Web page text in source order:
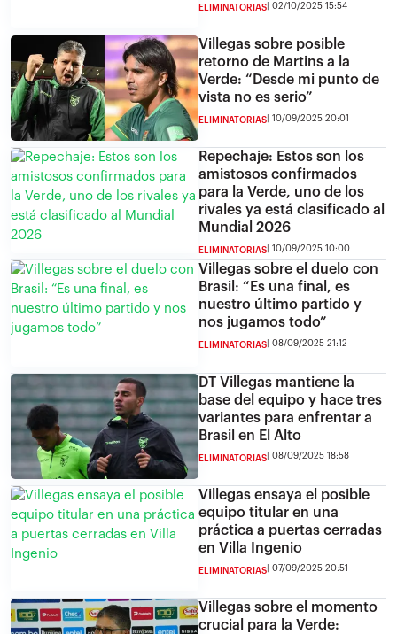
ELIMINATORIAS 02/10/2025 15:54
Villegas sobre posible
retorno de Martins a la
Verde: “Desde mi punto de
vista no es serio”
ELIMINATORIAS 10/09/2025 20:01
Repechaje: Estos son los
amistosos confirmados
para la Verde, uno de los
rivales ya está clasificado al
Mundial 2026
ELIMINATORIAS 10/09/2025 10:00
Villegas sobre el duelo con
Brasil: “Es una final, es
nuestro último partido y
nos jugamos todo”
ELIMINATORIAS 08/09/2025 21:12
DT Villegas mantiene la
base del equipo y hace tres
variantes para enfrentar a
Brasil en El Alto
ELIMINATORIAS 08/09/2025 18:58
Villegas ensaya el posible
equipo titular en una
práctica a puertas cerradas
en Villa Ingenio
ELIMINATORIAS 07/09/2025 20:51
Villegas sobre el momento
crucial para la Verde: